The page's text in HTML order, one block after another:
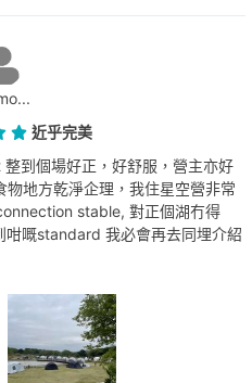
近乎完美
到個場好正，好舒服，營主亦好
地方乾淨企理，我住星空營非常
stable, 對正個湖冇得
嘅standard 我必會再去同埋介紹